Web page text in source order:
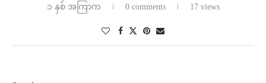
၁ နှစ် အကြာက 0 comments 17 views